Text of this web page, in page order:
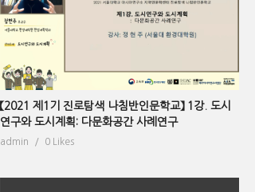
【2021 제1기 진로탐색 나침반인문학교】 1강. 도시
연구와 도시계획: 다문화공간 사례연구
admin 0 Likes